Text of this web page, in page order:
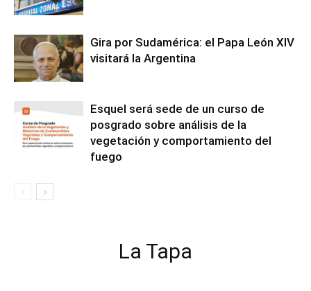
Gira por Sudamérica: el Papa León XIV
visitará la Argentina
Esquel será sede de un curso de
posgrado sobre análisis de la
vegetación y comportamiento del
fuego
La Tapa